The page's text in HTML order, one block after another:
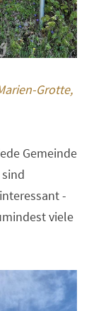
Grotte,
Gemeinde
-
viele